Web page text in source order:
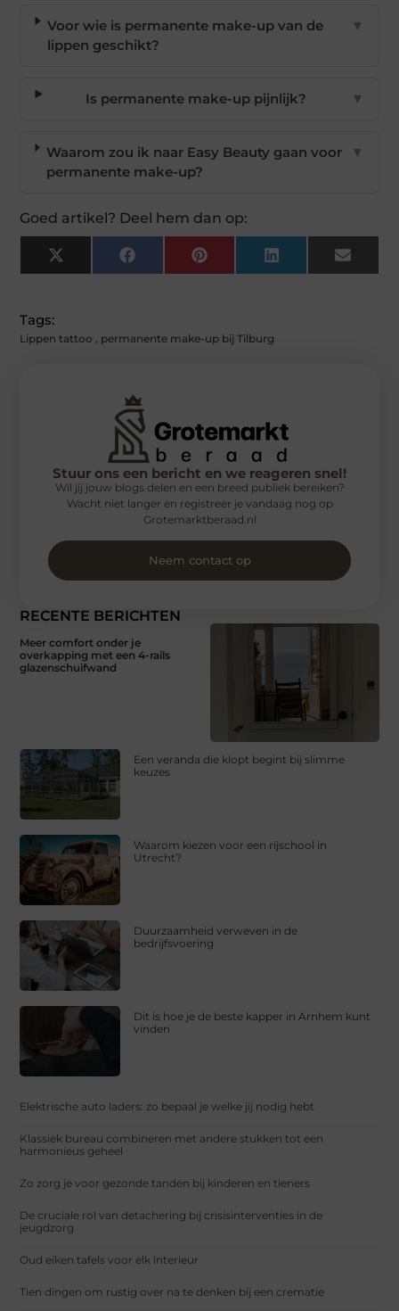
Voor wie is permanente make-up van de
lippen geschikt?
▼
Is permanente make-up pijnlijk? ▼
Waarom zou ik naar Easy Beauty gaan voor
permanente make-up?
▼
Goed artikel? Deel hem dan op:
X
(Twitter)
FacebookPinterest LinkedIn Email
Tags:
Lippen tattoo , permanente make-up bij Tilburg
RECENTE BERICHTEN
Meer comfort onder je
overkapping met een 4-rails
glazenschuifwand
Een veranda die klopt begint bij slimme
keuzes
Waarom kiezen voor een rijschool in
Utrecht?
Duurzaamheid verweven in de
bedrijfsvoering
Dit is hoe je de beste kapper in Arnhem kunt
vinden
Elektrische auto laders: zo bepaal je welke jij nodig hebt
Klassiek bureau combineren met andere stukken tot een
harmonieus geheel
Zo zorg je voor gezonde tanden bij kinderen en tieners
De cruciale rol van detachering bij crisisinterventies in de
jeugdzorg
Oud eiken tafels voor elk interieur
Tien dingen om rustig over na te denken bij een crematie
Stuur ons een bericht en we reageren snel!
Wil jij jouw blogs delen en een breed publiek bereiken?
Wacht niet langer en registreer je vandaag nog op
Grotemarktberaad.nl
Neem contact op